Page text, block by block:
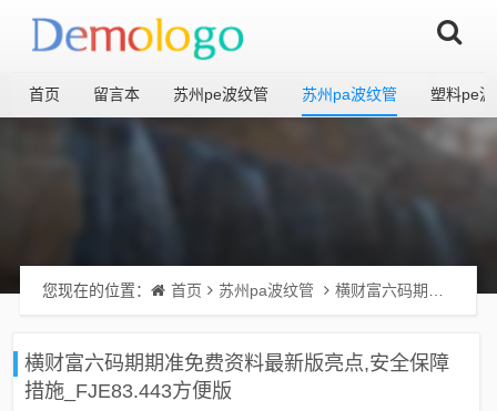
首页 留言本 苏州pe波纹管 苏州pa波纹管 塑料pe
您现在的位置： 首页 苏州pa波纹管 横财富六码期期准免费资料最新版亮点,安全保障措施_FJE83.443方便版
横财富六码期期准免费资料最新版亮点,安全保障
措施_FJE83.443方便版